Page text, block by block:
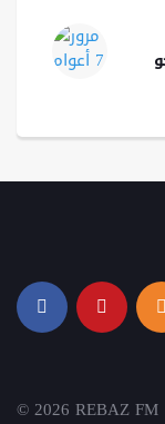
© 2026 REBAZ FM